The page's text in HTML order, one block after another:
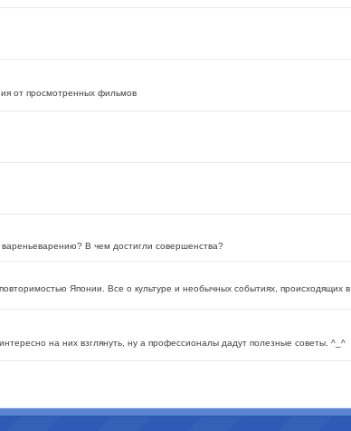
от просмотренных фильмов
В чем достигли совершенства?
Японии. Все о культуре и необычных событиях, происходящих в
на них взглянуть, ну а профессионалы дадут полезные советы. ^_^